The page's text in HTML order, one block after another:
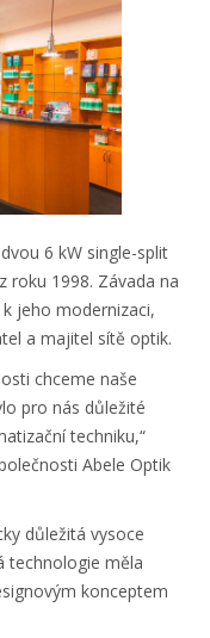
6 kW single-split
roku 1998. Závada na
jeho modernizaci,
a majitel sítě optik.
chceme naše
pro nás důležité
techniku,“
Abele Optik
důležitá vysoce
technologie měla
konceptem